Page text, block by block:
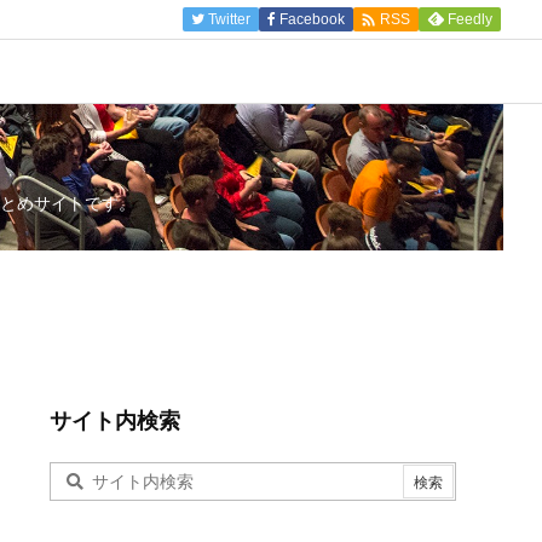
Twitter Facebook  RSS Feedly
めサイトです。
サイト内検索